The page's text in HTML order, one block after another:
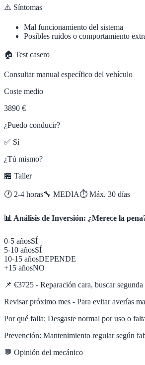
⚠️ Síntomas
Mal funcionamiento del sistema
Posibles ruidos o comportamiento
🏠 Test casero
Consultar manual específico del vehículo
Coste medio
3890 €
¿Puedo conducir?
✅ Sí
¿Tú mismo?
🏪 Taller
🕐 2-4 horas🔧 MEDIA⏱️ Máx. 30 días
📊 Análisis de Inversión: ¿Merece la
0-5 añosSÍ
5-10 añosSÍ
10-15 añosDEPENDE
+15 añosNO
📌 €3725 - Reparación cara, buscar
Revisar próximo mes - Para evitar averías
Por qué falla: Desgaste normal por uso o
Prevención: Mantenimiento regular según
💬 Opinión del mecánico